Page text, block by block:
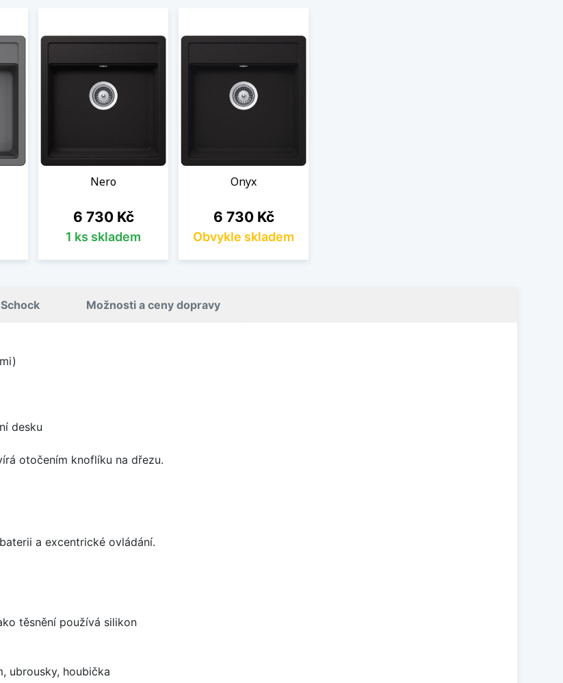
Nero
Cena
6 730 Kč
1 ks skladem
Onyx
Cena
6 730 Kč
Obvykle skladem
Možnosti a ceny dopravy
desku
otočením knoflíku na dřezu.
a excentrické ovládání.
těsnění používá silikon
ubrousky, houbička